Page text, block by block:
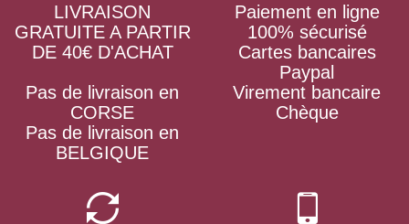
LIVRAISON
GRATUITE A PARTIR
DE 40€ D'ACHAT
Pas de livraison en
CORSE
Pas de livraison en
BELGIQUE
Paiement en ligne
100% sécurisé
Cartes bancaires
Paypal
Virement bancaire
Chèque